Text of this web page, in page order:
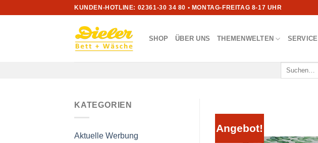
KUNDEN-HOTLINE: 02361-30 34 80 • MONTAG-FREITAG 8-17 UHR
SHOP ÜBER UNS THEMENWELTEN SERVICE
Suchen
KATEGORIEN
Aktuelle Werbung
Angebot!